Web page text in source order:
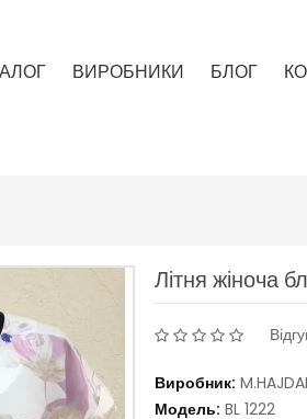
ВИРОБНИКИ БЛОГ
Літня жіноча
Виробник:
Модель: BL 1222